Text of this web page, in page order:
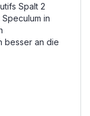
Spalt 2
in
besser an die